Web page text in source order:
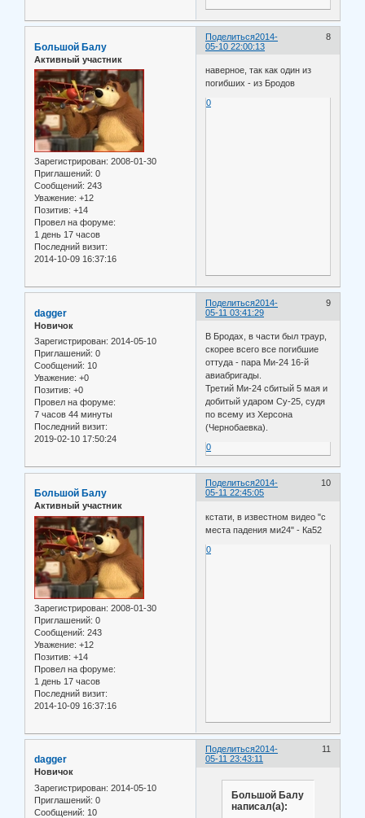
Поделиться 8
2014-
05-10 22:00:13
Большой Балу
Активный участник
Зарегистрирован: 2008-01-30
Приглашений: 0
Сообщений: 243
Уважение: +12
Позитив: +14
Провел на форуме:
1 день 17 часов
Последний визит:
2014-10-09 16:37:16
наверное, так как один из
погибших - из Бродов
0
Поделиться 9
2014-
05-11 03:41:29
dagger
Новичок
Зарегистрирован: 2014-05-10
Приглашений: 0
Сообщений: 10
Уважение: +0
Позитив: +0
Провел на форуме:
7 часов 44 минуты
Последний визит:
2019-02-10 17:50:24
В Бродах, в части был траур,
скорее всего все погибшие
оттуда - пара Ми-24 16-й
авиабригады.
Третий Ми-24 сбитый 5 мая и
добитый ударом Су-25, судя
по всему из Херсона
(Чернобаевка).
0
Поделиться 10
2014-
05-11 22:45:05
Большой Балу
Активный участник
Зарегистрирован: 2008-01-30
Приглашений: 0
Сообщений: 243
Уважение: +12
Позитив: +14
Провел на форуме:
1 день 17 часов
Последний визит:
2014-10-09 16:37:16
кстати, в известном видео "с
места падения ми24" - Ка52
0
Поделиться 11
2014-
05-11 23:43:11
dagger
Новичок
Зарегистрирован: 2014-05-10
Приглашений: 0
Сообщений: 10
Большой Балу
написал(а):